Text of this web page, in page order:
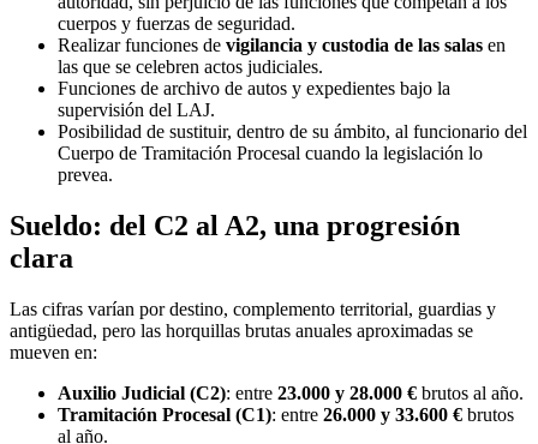
cuerpos y fuerzas de seguridad.
Realizar funciones de vigilancia y custodia de las salas en
las que se celebren actos judiciales.
Funciones de archivo de autos y expedientes bajo la
supervisión del LAJ.
Posibilidad de sustituir, dentro de su ámbito, al funcionario del
Cuerpo de Tramitación Procesal cuando la legislación lo
prevea.
Sueldo: del C2 al A2, una progresión
clara
Las cifras varían por destino, complemento territorial, guardias y
antigüedad, pero las horquillas brutas anuales aproximadas se
mueven en:
Auxilio Judicial (C2): entre 23.000 y 28.000 € brutos al año.
Tramitación Procesal (C1): entre 26.000 y 33.600 € brutos
al año.